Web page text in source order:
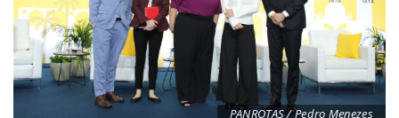
PANROTAS / Pedro Menezes